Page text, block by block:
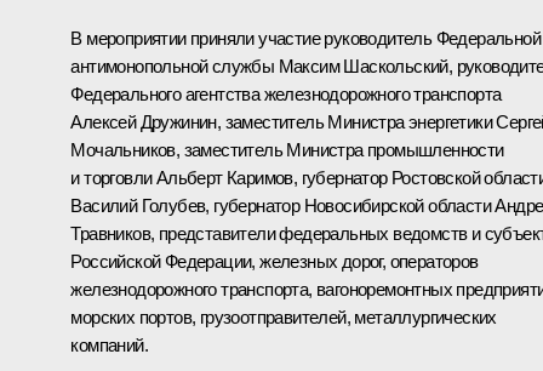
В мероприятии приняли участие руководитель Федеральной
антимонопольной службы Максим Шаскольский,
Федерального агентства железнодорожного транспорта
Алексей Дружинин, заместитель Министра энергетики
Мочальников, заместитель Министра промышленности
и торговли Альберт Каримов, губернатор Ростовской
Василий Голубев, губернатор Новосибирской области
Травников, представители федеральных ведомств и
Российской Федерации, железных дорог, операторов
железнодорожного транспорта, вагоноремонтных
морских портов, грузоотправителей, металлургических
компаний.